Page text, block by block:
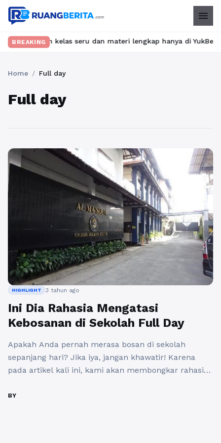
menu
BREAKINGkelas seru dan materi lengkap hanya di
Home / Full day
Full day
HIGHLIGHT 3 tahun ago
Ini Dia Rahasia Mengatasi
Kebosanan di Sekolah Full Day
Apakah Anda pernah merasa bosan di sekolah
sepanjang hari? Jika iya, jangan khawatir! Karena
pada artikel kali ini, kami akan membongkar rahasia
ampuh! Sama seperti yang Anda tahu, waktu di
BY